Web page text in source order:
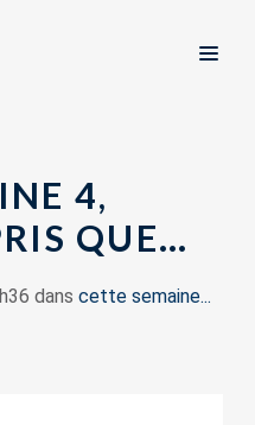
4,
QUE…
dans cette semaine...